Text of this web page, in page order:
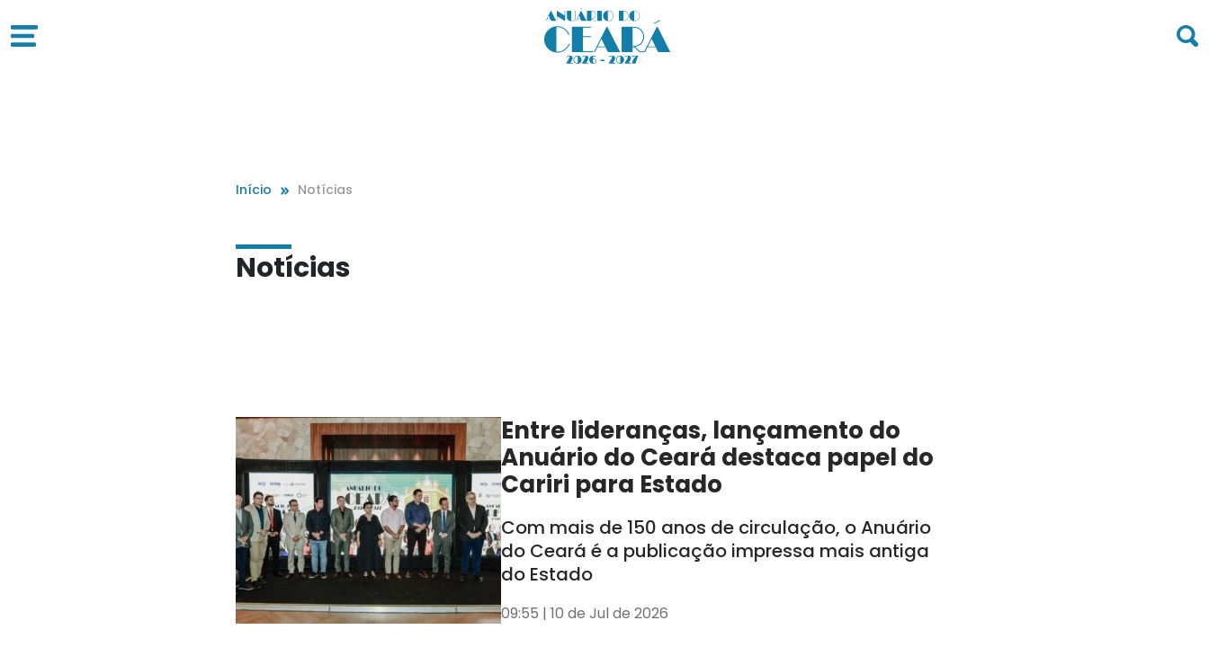
Início Notícias
Notícias
Entre lideranças, lançamento do
Anuário do Ceará destaca papel do
Cariri para Estado
Com mais de 150 anos de circulação, o Anuário
do Ceará é a publicação impressa mais antiga
do Estado
09:55 | 10 de Jul de 2026